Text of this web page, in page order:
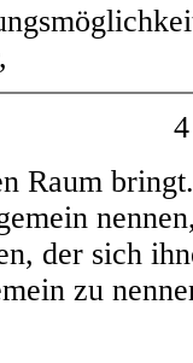
4
Raum
der sich
zu